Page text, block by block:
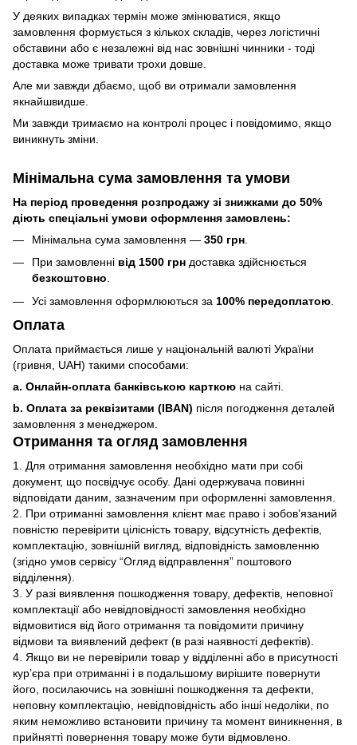
У деяких випадках термін може змінюватися, якщо
замовлення формується з кількох складів, через логістичні
обставини або є незалежні від нас зовнішні чинники - тоді
доставка може тривати трохи довше.
Але ми завжди дбаємо, щоб ви отримали замовлення
якнайшвидше.
Ми завжди тримаємо на контролі процес і повідомимо, якщо
виникнуть зміни.
Мінімальна сума замовлення та умови
На період проведення розпродажу зі знижками до 50%
діють спеціальні умови оформлення замовлень:
Мінімальна сума замовлення — 350 грн
При замовленні від 1500 грн доставка здійснюється
безкоштовно.
Усі замовлення оформлюються за 100% передоплатою
Оплата
Оплата приймається лише у національній валюті України
(гривня, UAH) такими способами:
a. Онлайн-оплата банківською карткою на сайті.
b. Оплата за реквізитами (IBAN) після погодження деталей
замовлення з менеджером.
Отримання та огляд замовлення
1. Для отримання замовлення необхідно мати при собі
документ, що посвідчує особу. Дані одержувача повинні
відповідати даним, зазначеним при оформленні замовлення.
2. При отриманні замовлення клієнт має право і зобов’язаний
повністю перевірити цілісність товару, відсутність дефектів,
комплектацію, зовнішній вигляд, відповідність замовленню
(згідно умов сервісу “Огляд відправлення” поштового
відділення).
3. У разі виявлення пошкодження товару, дефектів, неповної
комплектації або невідповідності замовлення необхідно
відмовитися від його отримання та повідомити причину
відмови та виявлений дефект (в разі наявності дефектів).
4. Якщо ви не перевірили товар у відділенні або в присутності
кур’єра при отриманні і в подальшому вирішите повернути
його, посилаючись на зовнішні пошкодження та дефекти,
неповну комплектацію, невідповідність або інші недоліки, по
яким неможливо встановити причину та момент виникнення, в
прийнятті повернення товару може бути відмовлено.